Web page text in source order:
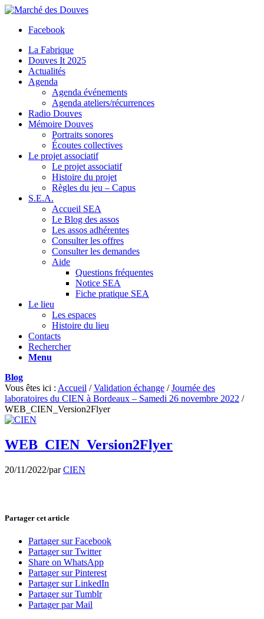
Facebook
La Fabrique
Douves It 2025
Actualités
Agenda
Agenda événements
Agenda ateliers/récurrences
Radio Douves
Mémoire Douves
Portraits sonores
Écoutes collectives
Le projet associatif
Le projet associatif
Histoire du projet
Règles du jeu – Capus
S.E.A.
Accueil SEA
Le Blog des assos
Les assos adhérentes
Consulter les offres
Consulter les demandes
Aide
Questions fréquentes
Notice SEA
Fiche pratique SEA
Le lieu
Les espaces
Histoire du lieu
Contacts
Rechercher
Menu
Blog
Vous êtes ici : Accueil / Validation échange / Journée des
laboratoires du CIEN à Bordeaux – Samedi 26 novembre 2022 /
WEB_CIEN_Version2Flyer
WEB_CIEN_Version2Flyer
20/11/2022/parCIEN
Partager cet article
Partager sur Facebook
Partager sur Twitter
Share on WhatsApp
Partager sur Pinterest
Partager sur LinkedIn
Partager sur Tumblr
Partager par Mail